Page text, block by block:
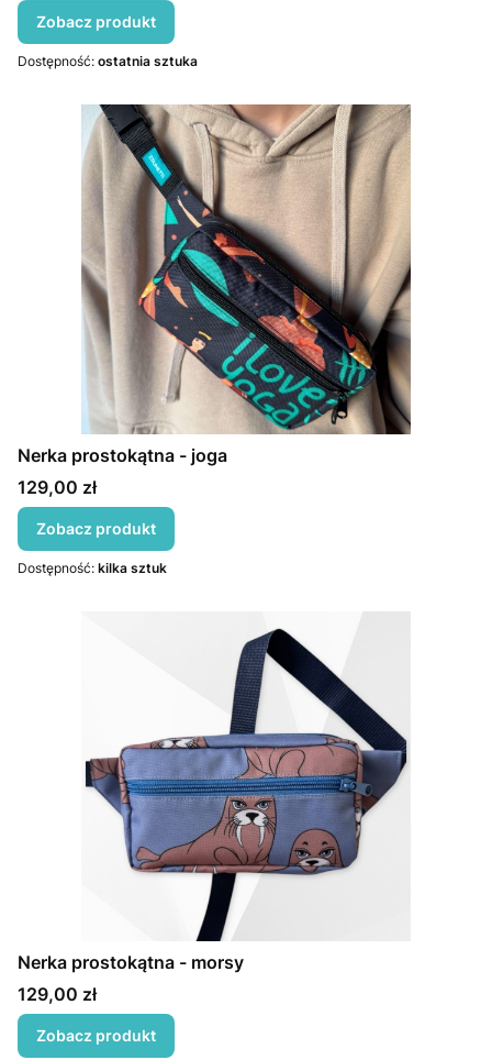
Zobacz produkt
Dostępność: ostatnia sztuka
Nerka prostokątna - joga
Cena
129,00 zł
Zobacz produkt
Dostępność: kilka sztuk
Nerka prostokątna - morsy
Cena
129,00 zł
Zobacz produkt